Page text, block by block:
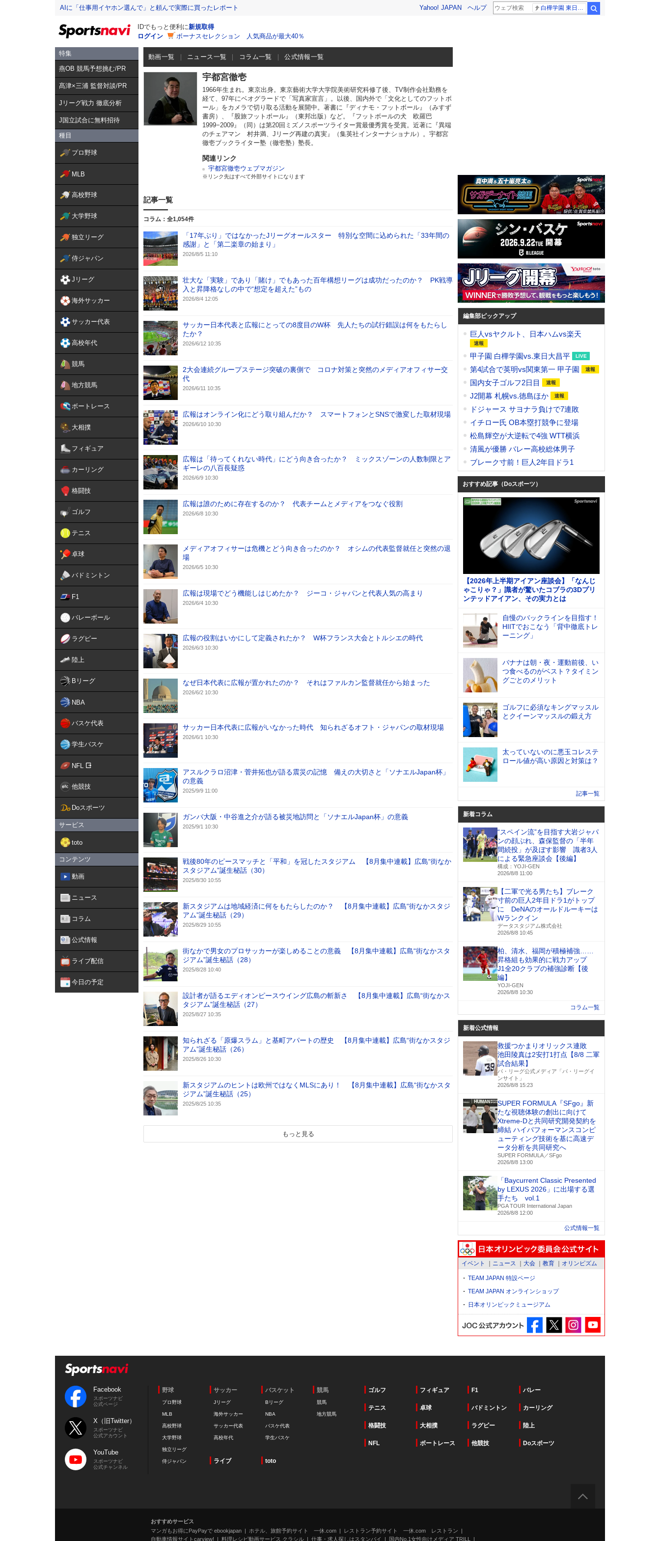
AIに「仕事用イヤホン選んで」と頼んで実際に買ったレポート Yahoo! JAPAN ヘルプ
IDでもっと便利に新規取得
ログイン
ボーナスセレクション 人気商品が最大40％
特集
燕OB 競馬予想挑む/PR
髙津×三浦 監督対談/PR
Jリーグ戦力 徹底分析
J国立試合に無料招待
種目
プロ野球
MLB
高校野球
大学野球
独立リーグ
侍ジャパン
Jリーグ
海外サッカー
サッカー代表
高校年代
競馬
地方競馬
ボートレース
大相撲
フィギュア
カーリング
格闘技
ゴルフ
テニス
卓球
バドミントン
F1
バレーボール
ラグビー
陸上
Bリーグ
NBA
バスケ代表
学生バスケ
NFL
他競技
Doスポーツ
サービス
toto
コンテンツ
動画
ニュース
コラム
公式情報
ライブ配信
今日の予定
動画一覧 ニュース一覧 コラム一覧 公式情報一覧
宇都宮徹壱
1966年生まれ。東京出身。東京藝術大学大学院美術研究科修了後、TV制作会社勤務を
経て、97年にベオグラードで「写真家宣言」。以後、国内外で「文化としてのフットボ
ール」をカメラで切り取る活動を展開中。著書に『ディナモ・フットボール』（みすず
書房）、『股旅フットボール』（東邦出版）など。『フットボールの犬 欧羅巴
1999−2009』（同）は第20回ミズノスポーツライター賞最優秀賞を受賞。近著に『異端
のチェアマン 村井満、Jリーグ再建の真実』（集英社インターナショナル）。宇都宮
徹壱ブックライター塾（徹壱塾）塾長。
関連リンク
宇都宮徹壱ウェブマガジン
※リンク先はすべて外部サイトになります
記事一覧
コラム：全1,054件
「17年ぶり」ではなかったJリーグオールスター 特別な空間に込められた「33年間の
感謝」と「第二楽章の始まり」
2026/8/5 11:10
壮大な「実験」であり「賭け」でもあった百年構想リーグは成功だったのか？ PK戦導
入と昇降格なしの中で“想定を超えた”もの
2026/8/4 12:05
サッカー日本代表と広報にとっての8度目のW杯 先人たちの試行錯誤は何をもたらし
たか？
2026/6/12 10:35
2大会連続グループステージ突破の裏側で コロナ対策と突然のメディアオフィサー交
代
2026/6/11 10:35
広報はオンライン化にどう取り組んだか？ スマートフォンとSNSで激変した取材現場
2026/6/10 10:30
広報は「待ってくれない時代」にどう向き合ったか？ ミックスゾーンの人数制限とア
ギーレの八百長疑惑
2026/6/9 10:30
広報は誰のために存在するのか？ 代表チームとメディアをつなぐ役割
2026/6/8 10:30
メディアオフィサーは危機とどう向き合ったのか？ オシムの代表監督就任と突然の退
場
2026/6/5 10:30
広報は現場でどう機能しはじめたか？ ジーコ・ジャパンと代表人気の高まり
2026/6/4 10:30
広報の役割はいかにして定義されたか？ W杯フランス大会とトルシエの時代
2026/6/3 10:30
なぜ日本代表に広報が置かれたのか？ それはファルカン監督就任から始まった
2026/6/2 10:30
サッカー日本代表に広報がいなかった時代 知られざるオフト・ジャパンの取材現場
2026/6/1 10:30
アスルクラロ沼津・菅井拓也が語る震災の記憶 備えの大切さと「ソナエルJapan杯」
の意義
2025/9/9 11:00
ガンバ大阪・中谷進之介が語る被災地訪問と「ソナエルJapan杯」の意義
2025/9/1 10:30
戦後80年のピースマッチと「平和」を冠したスタジアム 【8月集中連載】広島“街なか
スタジアム”誕生秘話（30）
2025/8/30 10:55
新スタジアムは地域経済に何をもたらしたのか？ 【8月集中連載】広島“街なかスタジ
アム”誕生秘話（29）
2025/8/29 10:55
街なかで男女のプロサッカーが楽しめることの意義 【8月集中連載】広島“街なかスタ
ジアム”誕生秘話（28）
2025/8/28 10:40
設計者が語るエディオンピースウイング広島の斬新さ 【8月集中連載】広島“街なかス
タジアム”誕生秘話（27）
2025/8/27 10:35
知られざる「原爆スラム」と基町アパートの歴史 【8月集中連載】広島“街なかスタジ
アム”誕生秘話（26）
2025/8/26 10:30
新スタジアムのヒントは欧州ではなくMLSにあり！ 【8月集中連載】広島“街なかスタ
ジアム”誕生秘話（25）
2025/8/25 10:35
もっと見る
編集部ピックアップ
巨人vsヤクルト、日本ハムvs楽天
甲子園 白樺学園vs.東日大昌平
第4試合で英明vs関東第一 甲子園
国内女子ゴルフ2日目
J2開幕 札幌vs.徳島ほか
ドジャース サヨナラ負けで7連敗
イチロー氏 OB本塁打競争に登場
松島輝空が大逆転で4強 WTT横浜
清風が優勝 バレー高校総体男子
ブレーク寸前！巨人2年目ドラ1
おすすめ記事（Doスポーツ）
【2026年上半期アイアン座談会】「なんじ
ゃこりゃ？」識者が驚いたコブラの3Dプリ
ンテッドアイアン、その実力とは
自慢のバックラインを目指す！
HIITでおこなう「背中徹底トレ
ーニング」
バナナは朝・夜・運動前後、い
つ食べるのがベスト？タイミン
グごとのメリット
ゴルフに必須なキングマッスル
とクイーンマッスルの鍛え方
太っていないのに悪玉コレステ
ロール値が高い原因と対策は？
記事一覧
新着コラム
“スペイン流”を目指す大岩ジャパ
ンの顔ぶれ、森保監督の「半年
間続投」が及ぼす影響 識者3人
による緊急座談会【後編】
構成：YOJI-GEN
2026/8/8 11:00
【二軍で光る男たち】ブレーク
寸前の巨人2年目ドラ1がトップ
に DeNAのオールドルーキーは
Wランクイン
データスタジアム株式会社
2026/8/8 10:45
柏、清水、福岡が積極補強……
昇格組も効果的に戦力アップ
J1全20クラブの補強診断【後
編】
YOJI-GEN
2026/8/8 10:30
コラム一覧
新着公式情報
救援つかまりオリックス連敗
池田陵真は2安打1打点【8/8 二軍
試合結果】
パ・リーグ公式メディア「パ・リーグイ
ンサイト」
2026/8/8 15:23
SUPER FORMULA『SFgo』新
たな視聴体験の創出に向けて
Xtreme-Dと共同研究開発契約を
締結 ハイパフォーマンスコンピ
ューティング技術を基に⾼速デ
ータ分析を共同研究へ
SUPER FORMULA／SFgo
2026/8/8 13:00
「Baycurrent Classic Presented
by LEXUS 2026」に出場する選
手たち vol.1
PGA TOUR International Japan
2026/8/8 12:00
公式情報一覧
イベント ニュース 大会 教育 オリンピズム
TEAM JAPAN 特設ページ
TEAM JAPAN オンラインショップ
日本オリンピックミュージアム
Facebook
スポーツナビ
公式ページ
X（旧Twitter）
スポーツナビ
公式アカウント
YouTube
スポーツナビ
公式チャンネル
野球
プロ野球
MLB
高校野球
大学野球
独立リーグ
侍ジャパン
サッカー
Jリーグ
海外サッカー
サッカー代表
高校年代
バスケット
Bリーグ
NBA
バスケ代表
学生バスケ
競馬
競馬
地方競馬
ゴルフ フィギュア F1 バレー
テニス 卓球 バドミントン カーリング
格闘技 大相撲 ラグビー 陸上
NFL ボートレース 他競技 Doスポーツ
ライブ toto
おすすめサービス
マンガもお得にPayPayで ebookjapan
ホテル、旅館予約サイト 一休.com
レストラン予約サイト 一休.com レストラン
自動車情報サイトcarview!
料理レシピ動画サービス クラシル 仕事・求人探しはスタンバイ 国内No.1女性向けメディア TRILL